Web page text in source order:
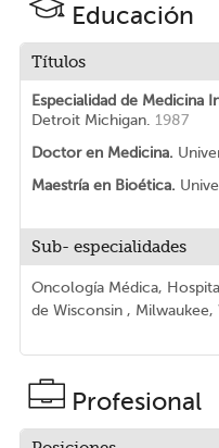
Educación
Títulos
Especialidad de Medicina
Detroit Michigan. 1987
Doctor en Medicina.
Maestría en Bioética.
Sub- especialidades
Oncología Médica,
de Wisconsin , Milwaukee,
Profesional